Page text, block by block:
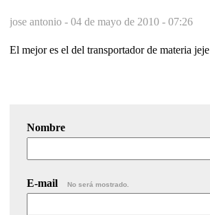
jose antonio - 04 de mayo de 2010 - 07:26
El mejor es el del transportador de materia jeje
Nombre
E-mail No será mostrado.